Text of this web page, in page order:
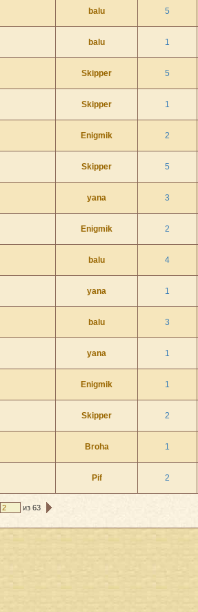
balu 5
balu 1
Skipper 5
Skipper 1
Enigmik 2
Skipper 5
yana 3
Enigmik 2
balu 4
yana 1
balu 3
yana 1
Enigmik 1
Skipper 2
Broha 1
Pif 2
из 63